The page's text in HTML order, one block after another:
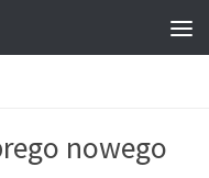
nowego